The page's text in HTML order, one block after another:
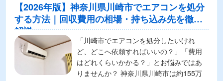
【2026年版】神奈川県川崎市でエアコンを処分
する方法｜回収費用の相場・持ち込み先を徹底
解説
「川崎市でエアコンを処分したいけれ
ど、どこへ依頼すればいいの？」「費用
はどれくらいかかる？」とお悩みではあ
りませんか？ 神奈川県川崎市は約155万